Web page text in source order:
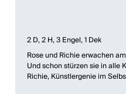
2 D, 2 H, 3 Engel, 1 Dek
Rose und Richie erwachen
Und schon stürzen sie in alle
Richie, Künstlergenie im